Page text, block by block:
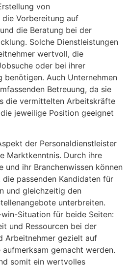
von
die Vorbereitung auf
die Beratung bei der
Solche Dienstleistungen
wertvoll, die
oder bei ihrer
benötigen. Auch Unternehmen
Betreuung, da sie
die vermittelten Arbeitskräfte
jeweilige Position geeignet
der Personaldienstleister
Marktkenntnis. Durch ihre
und ihr Branchenwissen können
passenden Kandidaten für
und gleichzeitig den
unterbreiten.
Situation für beide Seiten:
und Ressourcen bei der
Arbeitnehmer gezielt auf
gemacht werden.
somit ein wertvolles